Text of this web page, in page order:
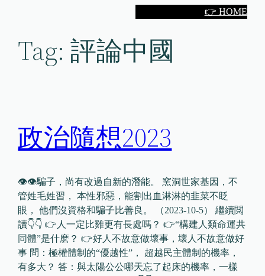
👉 HOME
Tag:評論中國
政治隨想2023
👁👁騙子，尚有改過自新的潛能。 窯洞世家基因，不
管姓毛姓習， 本性邪惡，能割出血淋淋的韭菜不眨
眼， 他們沒資格和騙子比善良。 （2023-10-5） 繼續閲
讀👇👇 👉人一定比雞更有長處嗎？ 👉“構建人類命運共
同體”是什麽？ 👉好人不故意做壞事，壞人不故意做好
事 問：極權體制的“優越性”， 超越民主體制的機率，
有多大？ 答：與太陽公公哪天忘了起床的機率，一樣